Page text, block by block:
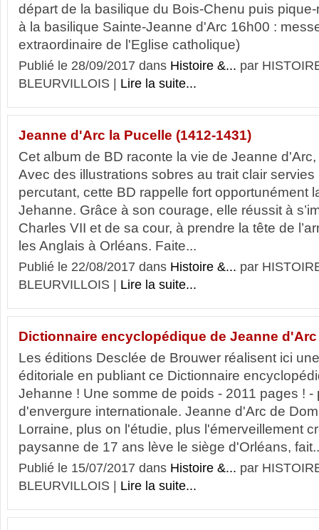
départ de la basilique du Bois-Chenu puis
à la basilique Sainte-Jeanne d'Arc 16h00 :
extraordinaire de l'Eglise catholique)
Publié le 28/09/2017 dans Histoire &... par
BLEURVILLOIS | Lire la suite...
Jeanne d'Arc la Pucelle (1412-1431)
Cet album de BD raconte la vie de Jeanne
Avec des illustrations sobres au trait clair servies
percutant, cette BD rappelle fort opportunément
Jehanne. Grâce à son courage, elle réussit à
Charles VII et de sa cour, à prendre la tête de
les Anglais à Orléans. Faite...
Publié le 22/08/2017 dans Histoire &... par
BLEURVILLOIS | Lire la suite...
Dictionnaire encyclopédique de Jeanne d'Arc
Les éditions Desclée de Brouwer réalisent ici
éditoriale en publiant ce Dictionnaire
Jehanne ! Une somme de poids - 2011 pages !
d'envergure internationale. Jeanne d'Arc de
Lorraine, plus on l'étudie, plus l'émerveillement
paysanne de 17 ans lève le siège d'Orléans,
Publié le 15/07/2017 dans Histoire &... par
BLEURVILLOIS | Lire la suite...